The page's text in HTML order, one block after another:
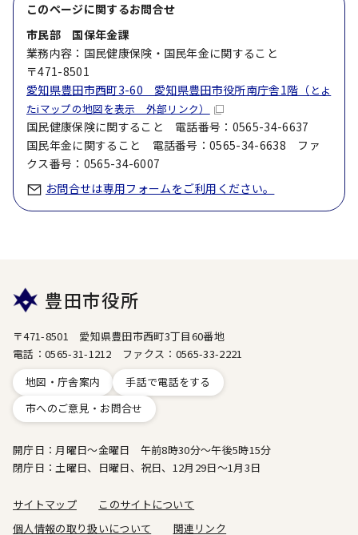
このページに関するお問合せ
市民部 国保年金課
業務内容：国民健康保険・国民年金に関すること
〒471-8501
愛知県豊田市西町3-60 愛知県豊田市役所南庁舎1階（ とよ
たiマップの地図を表示 外部リンク）
国民健康保険に関すること 電話番号：0565-34-6637
国民年金に関すること 電話番号：0565-34-6638 ファ
クス番号：0565-34-6007
お問合せは専用フォームをご利用ください。
豊田市役所
〒471-8501 愛知県豊田市西町3丁目60番地
電話：0565-31-1212 ファクス：0565-33-2221
地図・庁舎案内
手話で電話をする
市へのご意見・お問合せ
開庁日：月曜日～金曜日 午前8時30分～午後5時15分
閉庁日：土曜日、日曜日、祝日、12月29日～1月3日
サイトマップ
このサイトについて
個人情報の取り扱いについて
関連リンク